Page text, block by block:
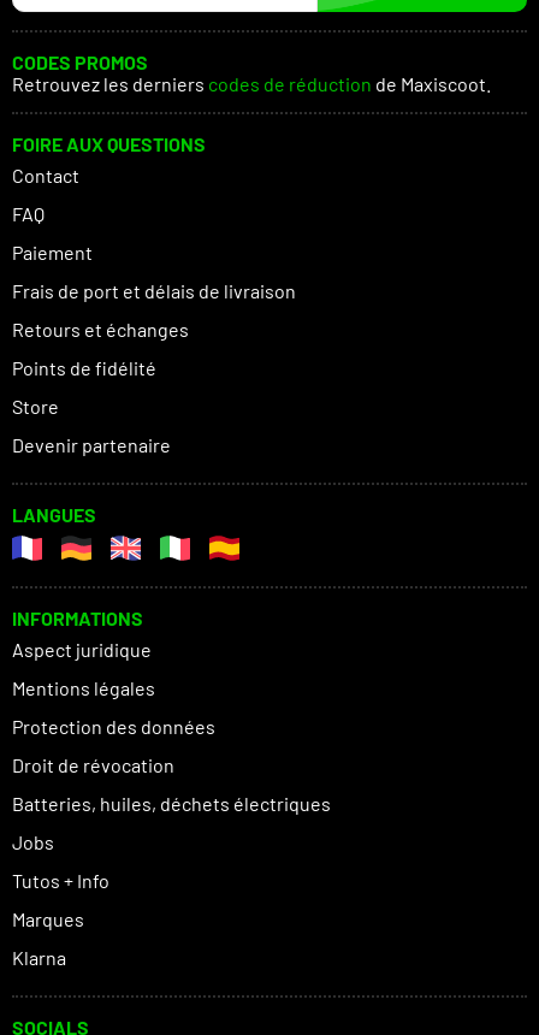
CODES PROMOS
Retrouvez les derniers codes de réduction de Maxiscoot.
FOIRE AUX QUESTIONS
Contact
FAQ
Paiement
Frais de port et délais de livraison
Retours et échanges
Points de fidélité
Store
Devenir partenaire
LANGUES
INFORMATIONS
Aspect juridique
Mentions légales
Protection des données
Droit de révocation
Batteries, huiles, déchets électriques
Jobs
Tutos + Info
Marques
Klarna
SOCIALS